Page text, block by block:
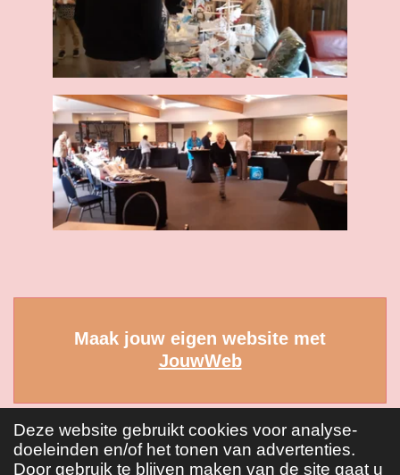
Deze website gebruikt cookies voor analyse-
doeleinden en/of het tonen van advertenties.
Door gebruik te blijven maken van de site gaat u
Maak jouw eigen website met
JouwWeb